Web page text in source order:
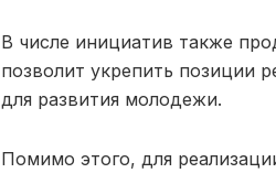
В числе инициатив также
позволит укрепить позиции
для развития молодежи.
Помимо этого, для